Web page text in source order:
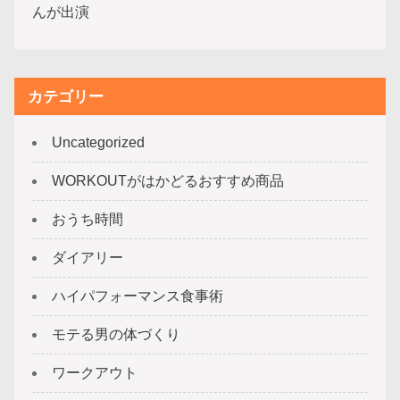
んが出演
カテゴリー
Uncategorized
WORKOUTがはかどるおすすめ商品
おうち時間
ダイアリー
ハイパフォーマンス食事術
モテる男の体づくり
ワークアウト